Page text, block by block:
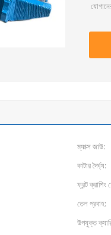
ম্যাক্স জাউ:
কাটার দৈর্ঘ্য:
ফ্রন্ট ক্রাশিং
তেল প্রবাহ:
উপযুক্ত